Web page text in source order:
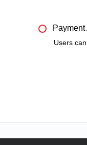
Payment
Users